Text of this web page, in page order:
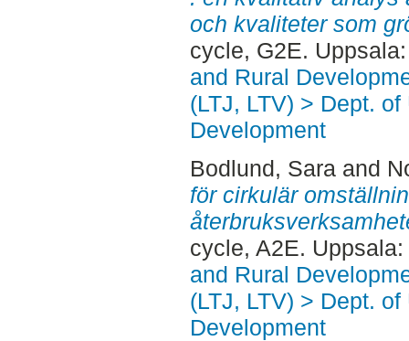
och kvaliteter som
cycle, G2E.
and Rural
(LTJ, LTV) > Dept.
Development
Bodlund, Sara and
för cirkulär
cycle, A2E. Uppsala:
and Rural
(LTJ, LTV) > Dept.
Development